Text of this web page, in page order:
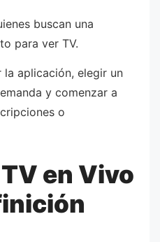
buscan una
para ver TV.
la aplicación, elegir un
y comenzar a
o
en Vivo